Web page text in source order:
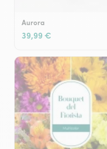
Aurora
39,99 €